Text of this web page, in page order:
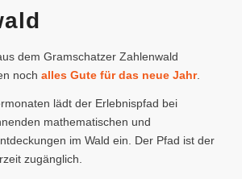
dem Gramschatzer Zahlenwald
noch alles Gute für das neue Jahr.
lädt der Erlebnispfad bei
mathematischen und
im Wald ein. Der Pfad ist der
zugänglich.